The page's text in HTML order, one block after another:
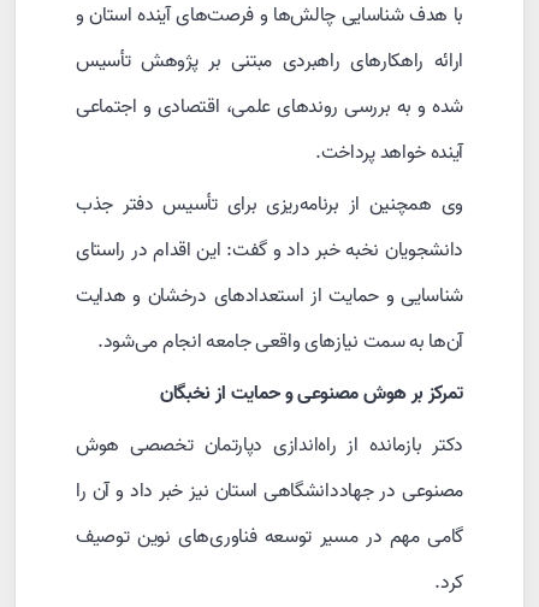
با هدف شناسایی چالش‌ها و فرصت‌های آینده استان و
ارائه راهکارهای راهبردی مبتنی بر پژوهش تأسیس
شده و به بررسی روندهای علمی، اقتصادی و اجتماعی
آینده خواهد پرداخت.
وی همچنین از برنامه‌ریزی برای تأسیس دفتر جذب
دانشجویان نخبه خبر داد و گفت: این اقدام در راستای
شناسایی و حمایت از استعدادهای درخشان و هدایت
آن‌ها به سمت نیازهای واقعی جامعه انجام می‌شود.
تمرکز بر هوش مصنوعی و حمایت از نخبگان
دکتر بازمانده از راه‌اندازی دپارتمان تخصصی هوش
مصنوعی در جهاددانشگاهی استان نیز خبر داد و آن را
گامی مهم در مسیر توسعه فناوری‌های نوین توصیف
کرد.